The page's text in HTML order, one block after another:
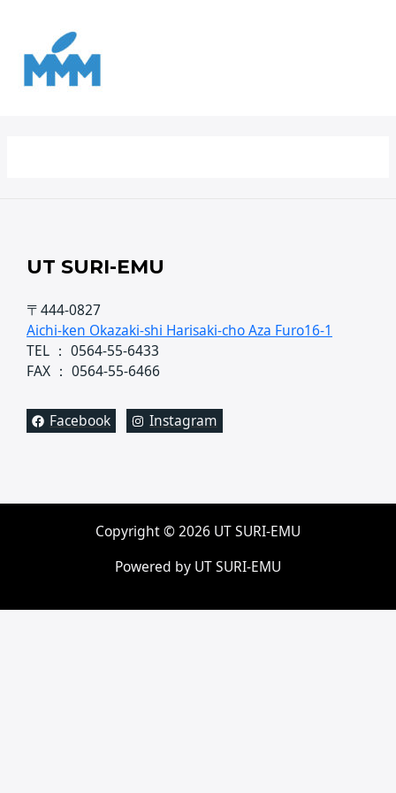
conteúdo
UT SURI-EMU
〒444-0827
Aichi-ken Okazaki-shi Harisaki-cho Aza Furo16-1
TEL ： 0564-55-6433
FAX ： 0564-55-6466
Facebook Instagram
Copyright © 2026 UT SURI-EMU
Powered by UT SURI-EMU